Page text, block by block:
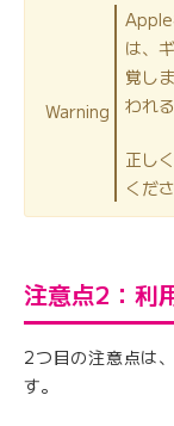
Warning
Apple
は、
覚し
われ
正し
くだ
注意点2：利
2つ目の注意点は
す。